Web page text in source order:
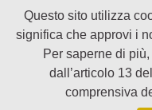
Questo sito utilizza
significa che approvi i
Per saperne di più,
dall’articolo 13
comprensiva